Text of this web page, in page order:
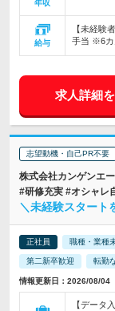
年収
給与
【未経験
手当 ※6カ
求人詳細
志望動機・自己PR不要
株式会社カンゲンエ
#研修充実 #オシャレ
＼未経験スタート
正社員 職種・業種
第二新卒歓迎 転勤
情報更新日：2026/08/
【データ